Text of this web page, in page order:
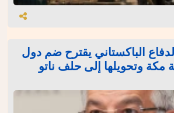
الباكستاني يقترح ضم دول
مكة وتحويلها إلى حلف ناتو